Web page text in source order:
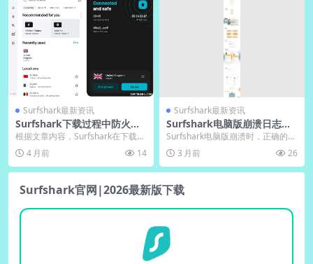
Surfshark最新资讯
Surfshark下载过程中防火墙
设置放行指南
根据文章内容，Surfshark在下载与
安装过程中常被防火墙误判为异常
连接，导致...
4 月前 14
Surfshark最新资讯
Surfshark电脑版崩溃日志收
集与上报流程
Surfshark电脑版崩溃时，正确的日
志收集与上报流程能帮助开发团队
快速定位漏...
3 月前 26
Surfshark官网|2026最新版下载